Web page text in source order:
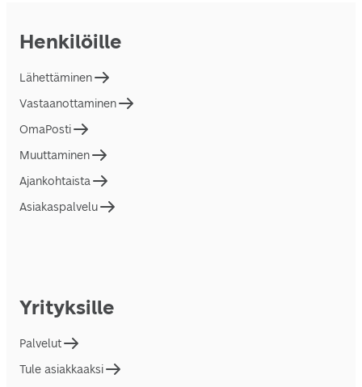
Henkilöille
Lähettäminen
Vastaanottaminen
OmaPosti
Muuttaminen
Ajankohtaista
Asiakaspalvelu
Yrityksille
Palvelut
Tule asiakkaaksi